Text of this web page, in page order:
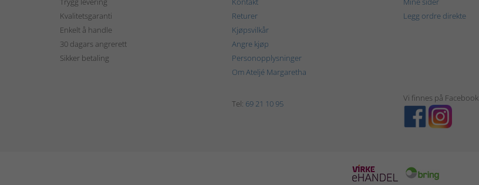
Kvalitetsgaranti
Enkelt å handle
30 dagars angrerett
Sikker betaling
Returer
Kjøpsvilkår
Angre kjøp
Personopplysninger
Om Ateljé Margaretha
Legg ordre direkte
Tel: 69 21 10 95
Vi finnes på Facebook